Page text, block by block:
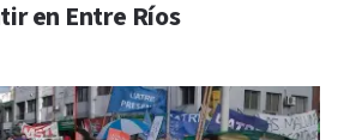
en Entre Ríos